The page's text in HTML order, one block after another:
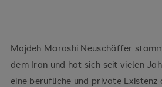
Mojdeh Marashi Neuschäffer
dem Iran und hat sich seit vielen
eine berufliche und private